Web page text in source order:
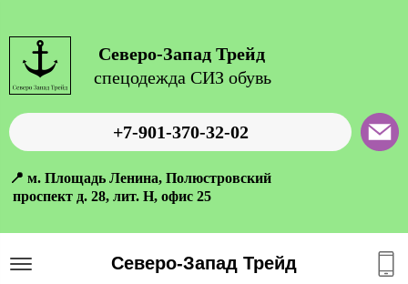
Северо-Запад Трейд
спецодежда СИЗ обувь
+7-901-370-32-02
📍 м. Площадь Ленина, Полюстровский
проспект д. 28, лит. Н, офис 25
Северо-Запад Трейд